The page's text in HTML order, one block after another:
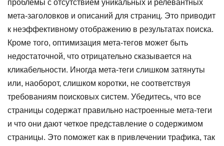
проблемы с отсутствием уникальных и релевантных
мета-заголовков и описаний для страниц. Это приводит
к неэффективному отображению в результатах поиска.
Кроме того, оптимизация мета-тегов может быть
недостаточной, что отрицательно сказывается на
кликабельности. Иногда мета-теги слишком затянуты
или, наоборот, слишком коротки, не соответствуя
требованиям поисковых систем. Убедитесь, что все
страницы содержат правильно настроенные мета-теги
и что они дают четкое представление о содержимом
страницы. Это поможет как в привлечении трафика, так